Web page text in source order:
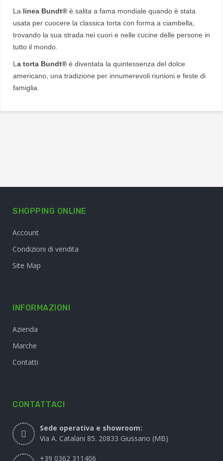
La linea Bundt® è salita a fama mondiale quando è stata
usata per cuocere la classica torta con forma a ciambella,
trovando la sua strada nei cuori e nelle cucine delle persone in
tutto il mondo.
L a torta Bundt® è diventata la quintessenza del dolce
americano, una tradizione per innumerevoli riunioni e feste di
famiglia.
SHOPPING ONLINE
Account
Condizioni di vendita
Site Map
INFORMAZIONI
Azienda
Marche
Contatti
CONTATTACI
Sede operativa e showroom:
Via A. Catalani 85. 20833 Giussano (MB)
+39 0362 311406